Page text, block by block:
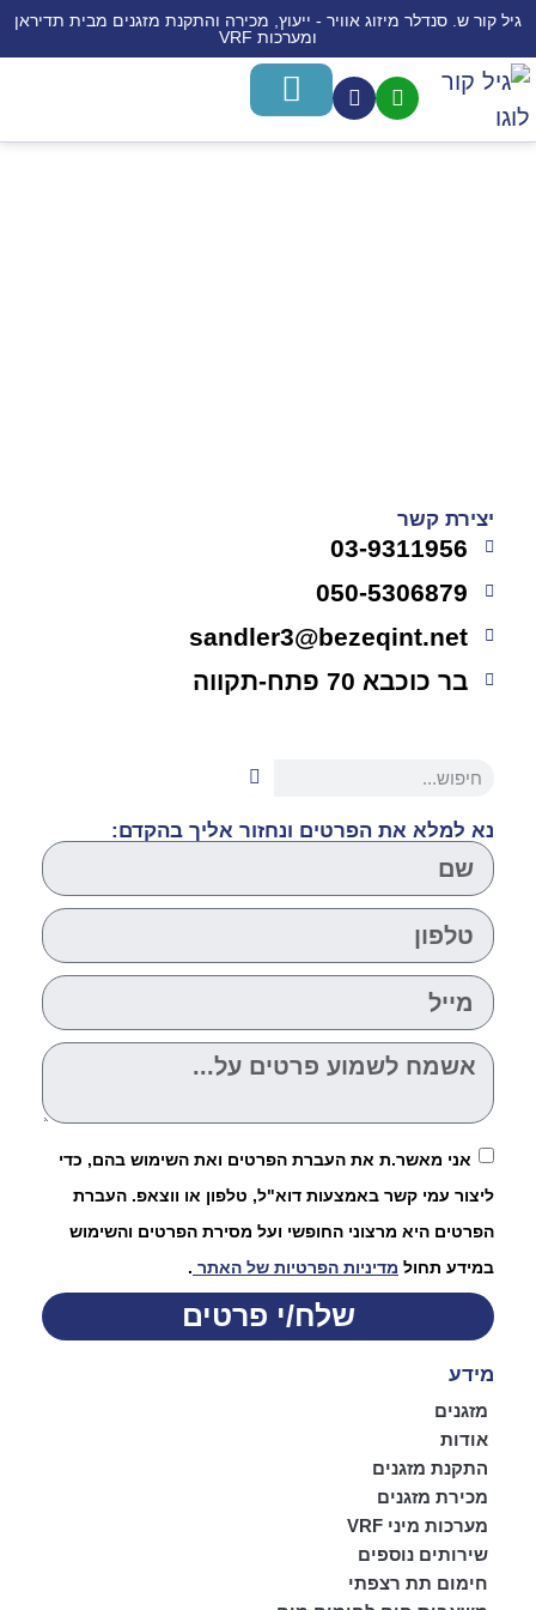
גיל קור ש. סנדלר מיזוג אוויר - ייעוץ, מכירה והתקנת מזגנים מבית תדיראן
ומערכות VRF
יצירת קשר
03-9311956
050-5306879
sandler3@bezeqint.net
בר כוכבא 70 פתח-תקווה
נא למלא את הפרטים ונחזור אליך בהקדם:
אני מאשר.ת את העברת הפרטים ואת השימוש בהם, כדי
ליצור עמי קשר באמצעות דוא"ל, טלפון או ווצאפ. העברת
הפרטים היא מרצוני החופשי ועל מסירת הפרטים והשימוש
במידע תחול מדיניות הפרטיות של האתר .
שלח/י פרטים
מידע
מזגנים
אודות
התקנת מזגנים
מכירת מזגנים
מערכות מיני VRF
שירותים נוספים
חימום תת רצפתי